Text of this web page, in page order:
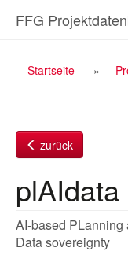
InhaltFFG
Startseite
zurück
plAIdata
AI-based
Data sovereignty